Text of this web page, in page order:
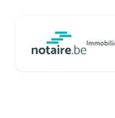
principal